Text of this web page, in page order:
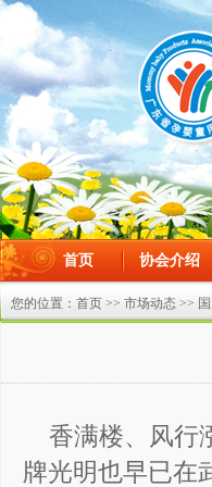
首页 协会介绍
在线留言
您的位置： 首页 >> 市场动态 >>
香满楼、风行
牌光明也早已在